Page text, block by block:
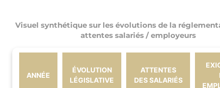
Visuel synthétique sur les évolutions de la
attentes salariés / employeurs
ANNÉE
ÉVOLUTION
LÉGISLATIVE
ATTENTES
DES SALARIÉS